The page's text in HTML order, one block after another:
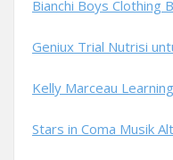
Bianchi Boys Clothing
Geniux Trial Nutrisi
Kelly Marceau
Stars in Coma Musik